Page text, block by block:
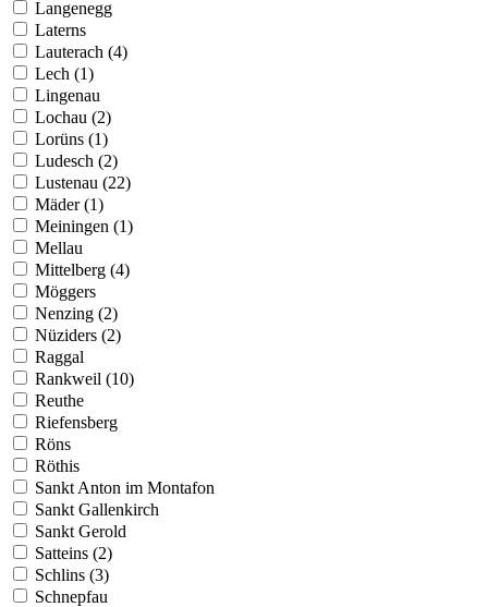
Langenegg
Laterns
Lauterach (4)
Lech (1)
Lingenau
Lochau (2)
Lorüns (1)
Ludesch (2)
Lustenau (22)
Mäder (1)
Meiningen (1)
Mellau
Mittelberg (4)
Möggers
Nenzing (2)
Nüziders (2)
Raggal
Rankweil (10)
Reuthe
Riefensberg
Röns
Röthis
Sankt Anton im Montafon
Sankt Gallenkirch
Sankt Gerold
Satteins (2)
Schlins (3)
Schnepfau